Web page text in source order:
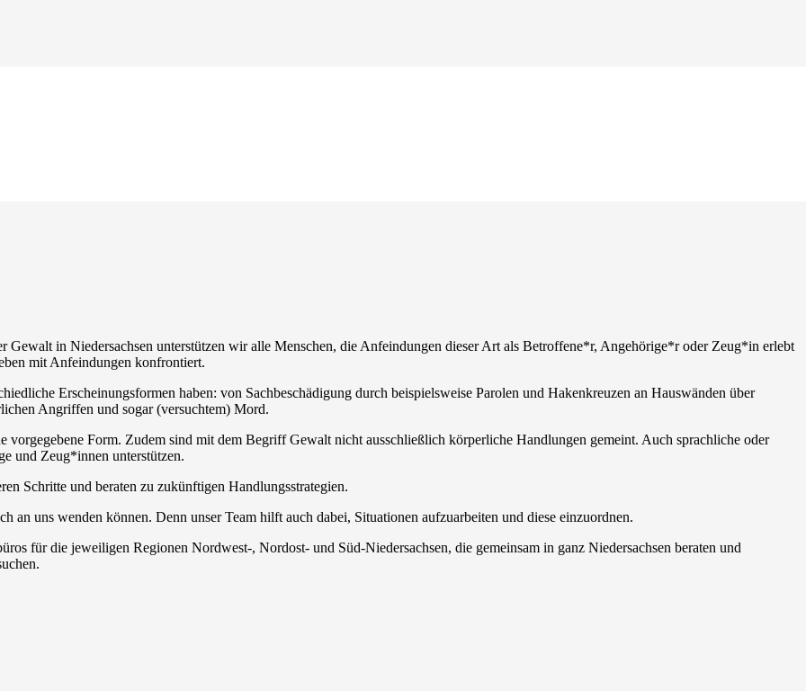
Gewalt in Niedersachsen unterstützen wir alle Menschen, die Anfeindungen dieser Art als Betroffene*r, Angehörige*r oder Zeug*in erlebt
mit Anfeindungen konfrontiert.
Erscheinungsformen haben: von Sachbeschädigung durch beispielsweise Parolen und Hakenkreuzen an Hauswänden über
Angriffen und sogar (versuchtem) Mord.
vorgegebene Form. Zudem sind mit dem Begriff Gewalt nicht ausschließlich körperliche Handlungen gemeint. Auch sprachliche oder
und Zeug*innen unterstützen.
Schritte und beraten zu zukünftigen Handlungsstrategien.
an uns wenden können. Denn unser Team hilft auch dabei, Situationen aufzuarbeiten und diese einzuordnen.
für die jeweiligen Regionen Nordwest-, Nordost- und Süd-Niedersachsen, die gemeinsam in ganz Niedersachsen beraten und